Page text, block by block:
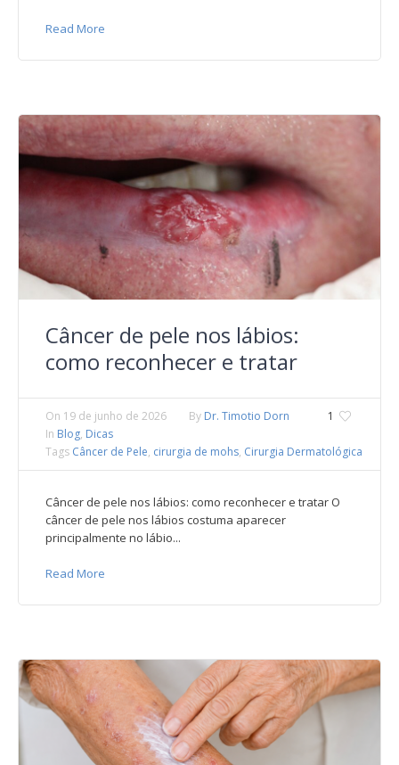
Read More
Câncer de pele nos lábios:
como reconhecer e tratar
1
On 19 de junho de 2026 By Dr. Timotio Dorn
In Blog, Dicas
Tags Câncer de Pele, cirurgia de mohs, Cirurgia Dermatológica
Câncer de pele nos lábios: como reconhecer e tratar O
câncer de pele nos lábios costuma aparecer
principalmente no lábio...
Read More